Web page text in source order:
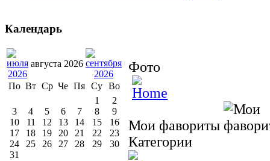
Фото
Мои фавориты
Категории
Календарь
августа 2026
По Вт Ср Че Пя Су Во
1
2
3
4 5 6 7 8
9
10
11 12 13 14 15
16
17
18 19 20 21 22
23
24
25 26 27 28 29
30
31